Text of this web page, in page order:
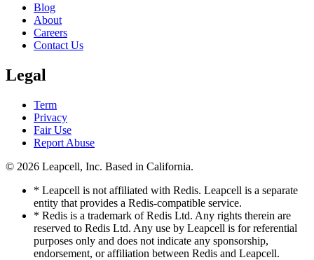
Blog
About
Careers
Contact Us
Legal
Term
Privacy
Fair Use
Report Abuse
© 2026 Leapcell, Inc. Based in California.
* Leapcell is not affiliated with Redis. Leapcell is a separate
entity that provides a Redis-compatible service.
* Redis is a trademark of Redis Ltd. Any rights therein are
reserved to Redis Ltd. Any use by Leapcell is for referential
purposes only and does not indicate any sponsorship,
endorsement, or affiliation between Redis and Leapcell.